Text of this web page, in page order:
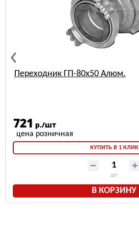
Переходник ГП-80х50 Алюм.
721 р./шт
КУПИТЬ В 1 КЛИК
шт
В КОРЗИНУ